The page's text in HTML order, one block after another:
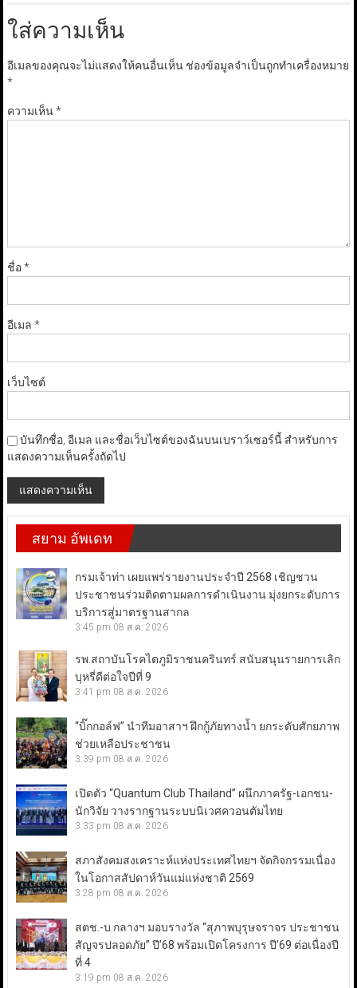
ใส่ความเห็น
อีเมลของคุณจะไม่แสดงให้คนอื่นเห็น ช่องข้อมูลจำเป็นถูกทำเครื่องหมาย
*
ความเห็น*
ชื่อ*
อีเมล *
เว็บไซต์
บันทึกชื่อ, อีเมล และชื่อเว็บไซต์ของฉันบนเบราว์เซอร์นี้ สำหรับการ
แสดงความเห็นครั้งถัดไป
สยาม อัพเดท
กรมเจ้าท่า เผยแพร่รายงานประจำปี 2568 เชิญชวน
ประชาชนร่วมติดตามผลการดำเนินงาน มุ่งยกระดับการ
บริการสู่มาตรฐานสากล
3:45 pm 08 ส.ค. 2026
รพ.สถาบันโรคไตภูมิราชนครินทร์ สนับสนุนรายการเลิก
บุหรี่ดีต่อใจปีที่ 9
3:41 pm 08 ส.ค. 2026
“บิ๊กกอล์ฟ” นำทีมอาสาฯ ฝึกกู้ภัยทางน้ำ ยกระดับศักยภาพ
ช่วยเหลือประชาชน
3:39 pm 08 ส.ค. 2026
เปิดตัว “Quantum Club Thailand” ผนึกภาครัฐ-เอกชน-
นักวิจัย วางรากฐานระบบนิเวศควอนตัมไทย
3:33 pm 08 ส.ค. 2026
สภาสังคมสงเคราะห์แห่งประเทศไทยฯ จัดกิจกรรมเนื่อง
ในโอกาสสัปดาห์วันแม่แห่งชาติ 2569
3:28 pm 08 ส.ค. 2026
สตช.-บ.กลางฯ มอบรางวัล “สุภาพบุรุษจราจร ประชาชน
สัญจรปลอดภัย” ปี’68 พร้อมเปิดโครงการ ปี’69 ต่อเนื่องปี
ที่ 4
3:19 pm 08 ส.ค. 2026